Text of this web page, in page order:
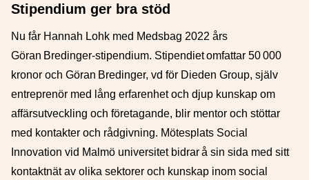
Stipendium ger bra stöd
Nu får Hannah Lohk med Medsbag 2022 års
Göran Bredinger-stipendium. Stipendiet omfattar 50 000
kronor och Göran Bredinger, vd för Dieden Group, själv
entreprenör med lång erfarenhet och djup kunskap om
affärsutveckling och företagande, blir mentor och stöttar
med kontakter och rådgivning. Mötesplats Social
Innovation vid Malmö universitet bidrar å sin sida med sitt
kontaktnät av olika sektorer och kunskap inom social